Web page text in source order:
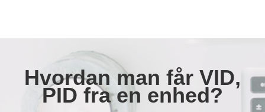
Hvordan man får VID,
PID fra en enhed?